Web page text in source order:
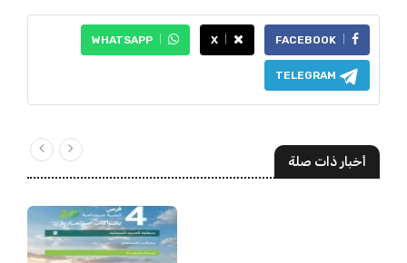
FACEBOOK
X
WHATSAPP
TELEGRAM
أخبار ذات صلة